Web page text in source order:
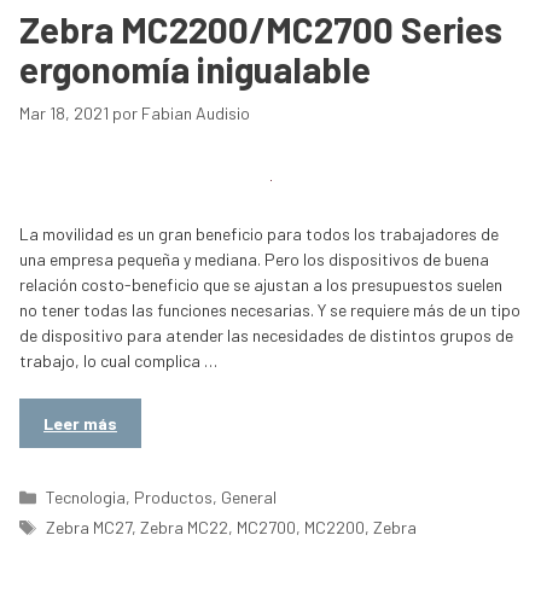
Zebra MC2200/MC2700 Series
ergonomía inigualable
Mar 18, 2021 por Fabian Audisio
La movilidad es un gran beneficio para todos los trabajadores de
una empresa pequeña y mediana. Pero los dispositivos de buena
relación costo-beneficio que se ajustan a los presupuestos suelen
no tener todas las funciones necesarias. Y se requiere más de un tipo
de dispositivo para atender las necesidades de distintos grupos de
trabajo, lo cual complica …
Leer más
Categorías
Tecnologia, Productos, General
Etiquetas
Zebra MC27,Zebra MC22, MC2700, MC2200,Zebra